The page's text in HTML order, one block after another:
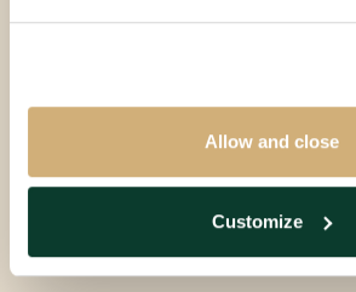
Allow and close
Customize
5611SH
Gestoffeerd